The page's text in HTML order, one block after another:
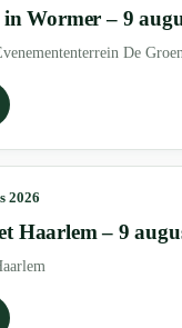
Wormer – 9
De
2026
Haarlem – 9